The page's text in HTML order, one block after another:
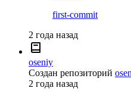
first-commit
2 года назад
oseniy
Создан репозиторий
2 года назад